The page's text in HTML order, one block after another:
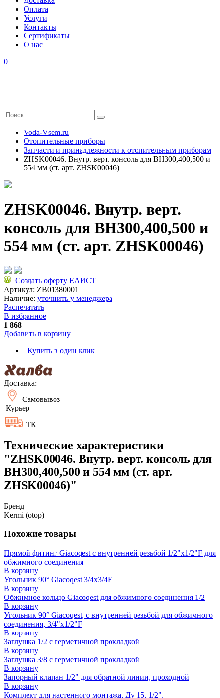
Оплата
Услуги
Контакты
Cертификаты
О нас
0
Voda-Vsem.ru
Отопительные приборы
Запчасти и принадлежности к отопительным приборам
ZHSK00046. Внутр. верт. консоль для ВН300,400,500 и
554 мм (ст. арт. ZHSK00046)
ZHSK00046. Внутр. верт.
консоль для ВН300,400,500 и
554 мм (ст. арт. ZHSK00046)
Создать оферту ЕАИСТ
Артикул: ZB01380001
Наличие: уточнить у менеджера
Распечатать
В избранное
1 868
Добавить в корзину
Купить в один клик
Доставка:
Самовывоз
Курьер
ТК
Технические характеристики
"ZHSK00046. Внутр. верт. консоль для
ВН300,400,500 и 554 мм (ст. арт.
ZHSK00046)"
Бренд
Kermi (otop)
Похожие товары
Прямой фитинг Giacoqest с внутренней резьбой 1/2"x1/2"F для
обжимного соединения
В корзину
Угольник 90° Giacoqest 3/4x3/4F
В корзину
Обжимное кольцо Giacoqest для обжимного соединения 1/2
В корзину
Угольник 90° Giacoqest, с внутренней резьбой для обжимного
соединения, 3/4"x1/2"F
В корзину
Заглушка 1/2 с герметичной прокладкой
В корзину
Заглушка 3/8 с герметичной прокладкой
В корзину
Запорный клапан 1/2" для обратной линии, проходной
В корзину
Комплект для настенного монтажа, Ду 15, 1/2",